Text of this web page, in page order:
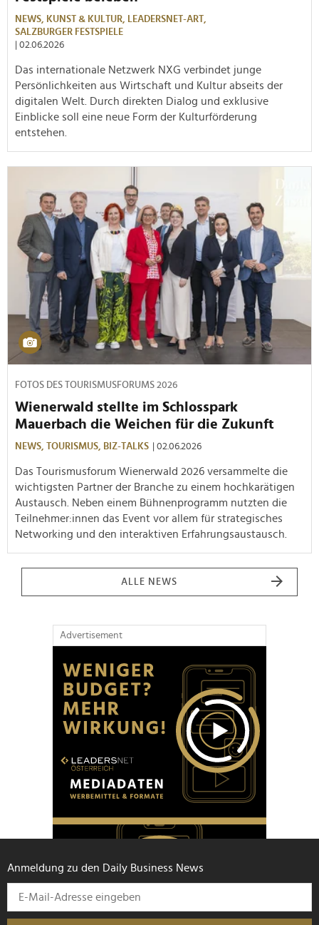
NEWS, KUNST & KULTUR,
LEADERSNET-ART,
SALZBURGER FESTSPIELE
| 02.06.2026
Das internationale Netzwerk NXG verbindet junge
Persönlichkeiten aus Wirtschaft und Kultur abseits der
digitalen Welt. Durch direkten Dialog und exklusive
Einblicke soll eine neue Form der Kulturförderung
entstehen.
FOTOS DES TOURISMUSFORUMS 2026
Wienerwald stellte im Schlosspark
Mauerbach die Weichen für die Zukunft
NEWS, TOURISMUS, BIZ-TALKS | 02.06.2026
Das Tourismusforum Wienerwald 2026 versammelte die
wichtigsten Partner der Branche zu einem hochkarätigen
Austausch. Neben einem Bühnenprogramm nutzten die
Teilnehmer:innen das Event vor allem für strategisches
Networking und den interaktiven Erfahrungsaustausch.
ALLE NEWS
Advertisement
Anmeldung zu den Daily Business News